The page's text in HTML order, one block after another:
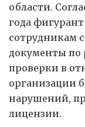
области.
года
сотрудникам
документы по
проверки в
организации
нарушений,
лицензии.